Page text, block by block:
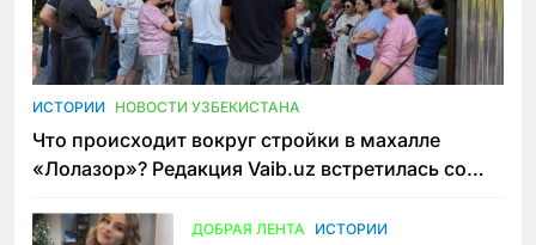
ИСТОРИИ НОВОСТИ УЗБЕКИСТАНА
Что происходит вокруг стройки в махалле
«Лолазор»? Редакция Vaib.uz встретилась со
ДОБРАЯ ЛЕНТА ИСТОРИИ